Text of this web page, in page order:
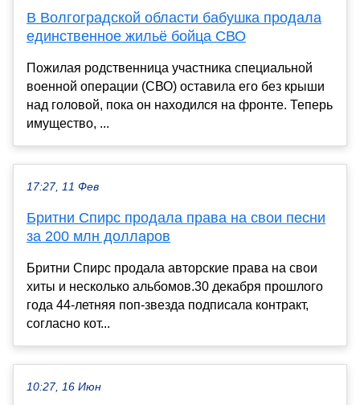
В Волгоградской области бабушка продала
единственное жильё бойца СВО
Пожилая родственница участника специальной
военной операции (СВО) оставила его без крыши
над головой, пока он находился на фронте. Теперь
имущество, ...
17:27, 11 Фев
Бритни Спирс продала права на свои песни
за 200 млн долларов
Бритни Спирс продала авторские права на свои
хиты и несколько альбомов.30 декабря прошлого
года 44-летняя поп-звезда подписала контракт,
согласно кот...
10:27, 16 Июн